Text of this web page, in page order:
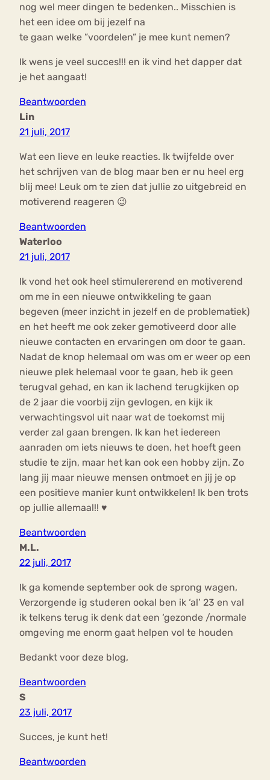
nog wel meer dingen te bedenken.. Misschien is
het een idee om bij jezelf na
te gaan welke ”voordelen” je mee kunt nemen?
Ik wens je veel succes!!! en ik vind het dapper dat
je het aangaat!
Beantwoorden
Lin
21 juli, 2017
Wat een lieve en leuke reacties. Ik twijfelde over
het schrijven van de blog maar ben er nu heel erg
blij mee! Leuk om te zien dat jullie zo uitgebreid en
motiverend reageren 😉
Beantwoorden
Waterloo
21 juli, 2017
Ik vond het ook heel stimulererend en motiverend
om me in een nieuwe ontwikkeling te gaan
begeven (meer inzicht in jezelf en de problematiek)
en het heeft me ook zeker gemotiveerd door alle
nieuwe contacten en ervaringen om door te gaan.
Nadat de knop helemaal om was om er weer op een
nieuwe plek helemaal voor te gaan, heb ik geen
terugval gehad, en kan ik lachend terugkijken op
de 2 jaar die voorbij zijn gevlogen, en kijk ik
verwachtingsvol uit naar wat de toekomst mij
verder zal gaan brengen. Ik kan het iedereen
aanraden om iets nieuws te doen, het hoeft geen
studie te zijn, maar het kan ook een hobby zijn. Zo
lang jij maar nieuwe mensen ontmoet en jij je op
een positieve manier kunt ontwikkelen! Ik ben trots
op jullie allemaal!! ♥
Beantwoorden
M.L.
22 juli, 2017
Ik ga komende september ook de sprong wagen,
Verzorgende ig studeren ookal ben ik ‘al’ 23 en val
ik telkens terug ik denk dat een ‘gezonde /normale
omgeving me enorm gaat helpen vol te houden
Bedankt voor deze blog,
Beantwoorden
S
23 juli, 2017
Succes, je kunt het!
Beantwoorden